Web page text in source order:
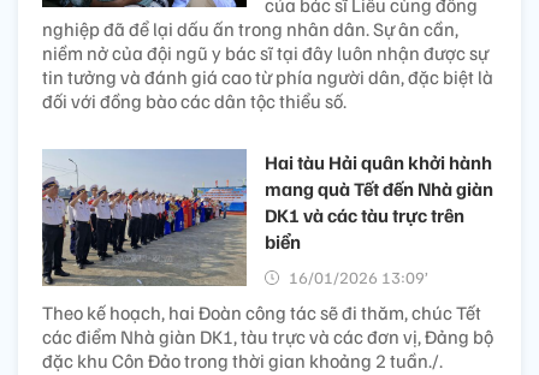
của bác sĩ Liễu cùng đồng
nghiệp đã để lại dấu ấn trong nhân dân. Sự ân cần,
niềm nở của đội ngũ y bác sĩ tại đây luôn nhận được sự
tin tưởng và đánh giá cao từ phía người dân, đặc biệt là
đối với đồng bào các dân tộc thiểu số.
Hai tàu Hải quân khởi hành
mang quà Tết đến Nhà giàn
DK1 và các tàu trực trên
biển
16/01/2026 13:09’
Theo kế hoạch, hai Đoàn công tác sẽ đi thăm, chúc Tết
các điểm Nhà giàn DK1, tàu trực và các đơn vị, Đảng bộ
đặc khu Côn Đảo trong thời gian khoảng 2 tuần./.